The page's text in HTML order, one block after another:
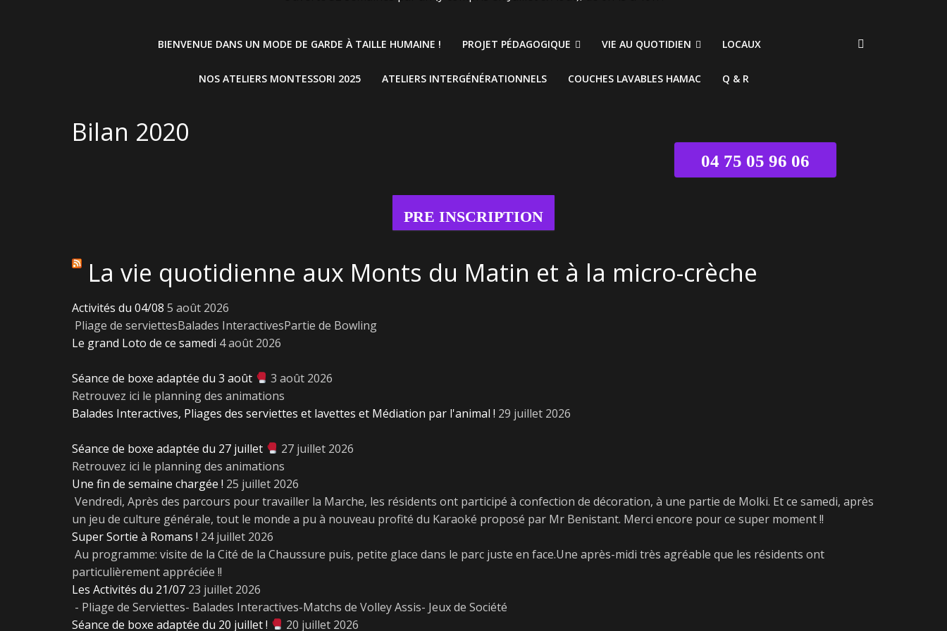
BIENVENUE DANS UN MODE DE GARDE À TAILLE HUMAINE ! PROJET PÉDAGOGIQUE VIE AU QUOTIDIEN LOCAUX
NOS ATELIERS MONTESSORI 2025 ATELIERS INTERGÉNÉRATIONNELS COUCHES LAVABLES HAMAC Q & R
Bilan 2020
04 75 05 96 06
PRE INSCRIPTION
La vie quotidienne aux Monts du Matin et à la micro-crèche
Activités du 04/08 5 août 2026
Pliage de serviettesBalades InteractivesPartie de Bowling
Le grand Loto de ce samedi 4 août 2026
Séance de boxe adaptée du 3 août
3 août 2026
Retrouvez ici le planning des animations
Balades Interactives, Pliages des serviettes et lavettes et Médiation par l'animal ! 29 juillet 2026
Séance de boxe adaptée du 27 juillet
27 juillet 2026
Retrouvez ici le planning des animations
Une fin de semaine chargée ! 25 juillet 2026
Vendredi, Après des parcours pour travailler la Marche, les résidents ont participé à confection de décoration, à une partie de Molki. Et ce samedi, après
un jeu de culture générale, tout le monde a pu à nouveau profité du Karaoké proposé par Mr Benistant. Merci encore pour ce super moment !!
Super Sortie à Romans ! 24 juillet 2026
Au programme: visite de la Cité de la Chaussure puis, petite glace dans le parc juste en face.Une après-midi très agréable que les résidents ont
particulièrement appréciée !!
Les Activités du 21/07 23 juillet 2026
- Pliage de Serviettes- Balades Interactives-Matchs de Volley Assis- Jeux de Société
Séance de boxe adaptée du 20 juillet !
20 juillet 2026